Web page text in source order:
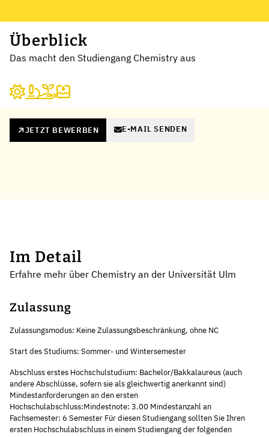
Überblick
Das macht den Studiengang Chemistry aus
JETZT BEWERBEN E-MAIL SENDEN
Im Detail
Erfahre mehr über Chemistry an der Universität Ulm
Zulassung
Zulassungsmodus: Keine Zulassungsbeschränkung, ohne NC
Start des Studiums: Sommer- und Wintersemester
Abschluss erstes Hochschulstudium: Bachelor/Bakkalaureus (auch
andere Abschlüsse, sofern sie als gleichwertig anerkannt sind)
Mindestanforderungen an den ersten
Hochschulabschluss:Mindestnote: 3.00 Mindestanzahl an
Fachsemester: 6 Semester Für diesen Studiengang sollten Sie Ihren
ersten Hochschulabschluss in einem Studiengang der folgenden